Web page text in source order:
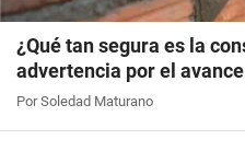
¿Qué tan segura es la
advertencia por el
Por Soledad Maturano